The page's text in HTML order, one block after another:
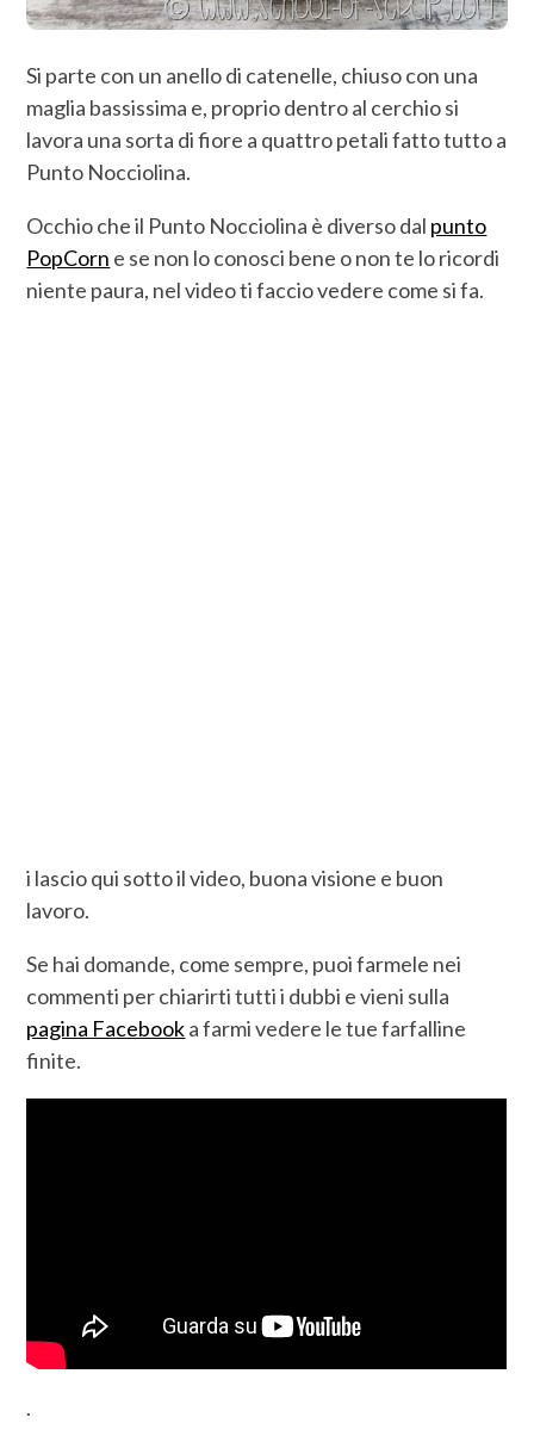
Si parte con un anello di catenelle, chiuso con una
maglia bassissima e, proprio dentro al cerchio si
lavora una sorta di fiore a quattro petali fatto tutto a
Punto Nocciolina.
Occhio che il Punto Nocciolina è diverso dal punto
PopCorn e se non lo conosci bene o non te lo ricordi
niente paura, nel video ti faccio vedere come si fa.
i lascio qui sotto il video, buona visione e buon
lavoro.
Se hai domande, come sempre, puoi farmele nei
commenti per chiarirti tutti i dubbi e vieni sulla
pagina Facebooka farmi vedere le tue farfalline
finite.
.